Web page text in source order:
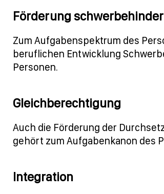
Förderung
Zum Aufgabenspektrum des
beruflichen Entwicklung
Personen.
Gleichberechtigung
Auch die Förderung der
gehört zum Aufgabenkanon des
Integration